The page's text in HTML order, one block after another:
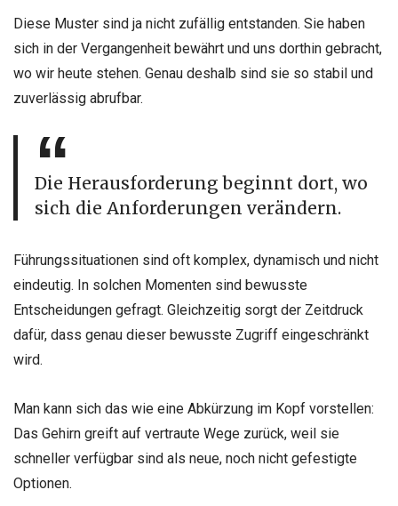
Diese Muster sind ja nicht zufällig entstanden. Sie haben
sich in der Vergangenheit bewährt und uns dorthin gebracht,
wo wir heute stehen. Genau deshalb sind sie so stabil und
zuverlässig abrufbar.
Die Herausforderung beginnt dort, wo
sich die Anforderungen verändern.
Führungssituationen sind oft komplex, dynamisch und nicht
eindeutig. In solchen Momenten sind bewusste
Entscheidungen gefragt. Gleichzeitig sorgt der Zeitdruck
dafür, dass genau dieser bewusste Zugriff eingeschränkt
wird.
Man kann sich das wie eine Abkürzung im Kopf vorstellen:
Das Gehirn greift auf vertraute Wege zurück, weil sie
schneller verfügbar sind als neue, noch nicht gefestigte
Optionen.